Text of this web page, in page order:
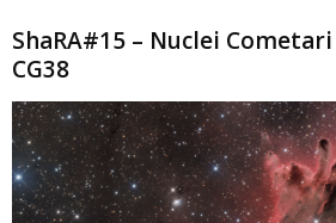
ShaRA#15 – Nuclei Cometari
CG38